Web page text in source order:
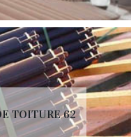
TOITURE 62